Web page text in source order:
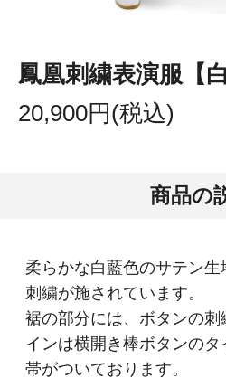
鳳凰刺繍表演服【白
20,900円(税込)
商品の
柔らかな白藍色のサテン
刺繍が施されています。
裾の部分には、ボタンの
インは横開き棒ボタンのタ
帯がついております。